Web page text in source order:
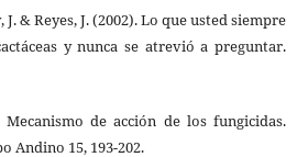
& Reyes, J. (2002). Lo que usted siempre
y nunca se atrevió a preguntar.
Mecanismo de acción de los fungicidas.
Andino 15, 193-202.